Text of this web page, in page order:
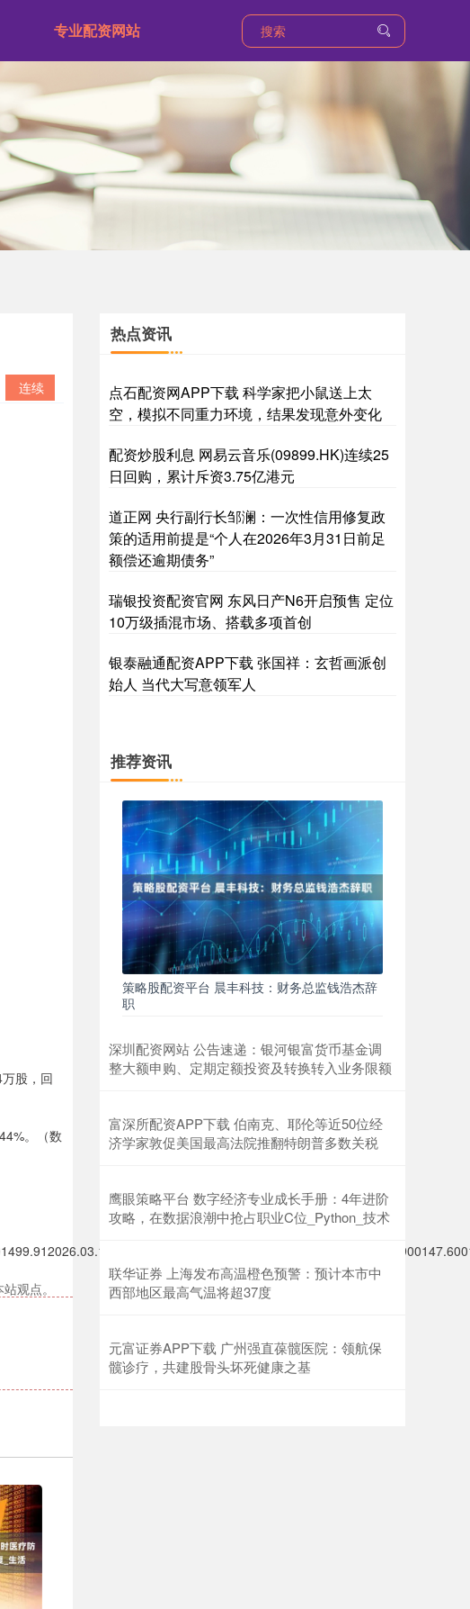
专业配资网站
连续
股，回
。（数
观点。
热点资讯
点石配资网APP下载 科学家把小鼠送上太
空，模拟不同重力环境，结果发现意外变化
配资炒股利息 网易云音乐(09899.HK)连续25
日回购，累计斥资3.75亿港元
道正网 央行副行长邹澜：一次性信用修复政
策的适用前提是“个人在2026年3月31日前足
额偿还逾期债务”
瑞银投资配资官网 东风日产N6开启预售 定位
10万级插混市场、搭载多项首创
银泰融通配资APP下载 张国祥：玄哲画派创
始人 当代大写意领军人
推荐资讯
策略股配资平台 晨丰科技：财务总监钱浩杰辞
职
深圳配资网站 公告速递：银河银富货币基金调
整大额申购、定期定额投资及转换转入业务限额
富深所配资APP下载 伯南克、耶伦等近50位经
济学家敦促美国最高法院推翻特朗普多数关税
鹰眼策略平台 数字经济专业成长手册：4年进阶
攻略，在数据浪潮中抢占职业C位_Python_技术
联华证券 上海发布高温橙色预警：预计本市中
西部地区最高气温将超37度
元富证券APP下载 广州强直葆髋医院：领航保
髋诊疗，共建股骨头坏死健康之基